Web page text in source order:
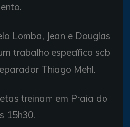
Lomba, Jean e Douglas
trabalho específico sob
Thiago Mehl.
treinam em Praia do
15h30.